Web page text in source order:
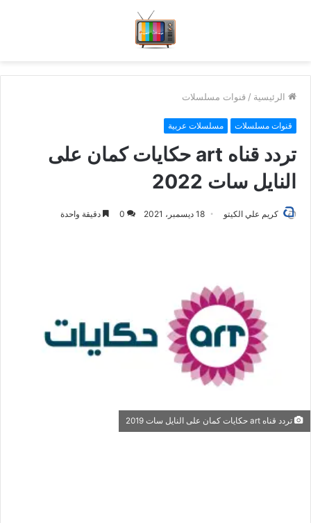
الرئيسية / قنوات مسلسلات
قنوات مسلسلات مسلسلات عربية
تردد قناه art حكايات كمان على
النايل سات 2022
كريم علي الكيتو 18 ديسمبر، 2021 0 دقيقة واحدة
تردد قناه art حكايات كمان على النايل سات 2019